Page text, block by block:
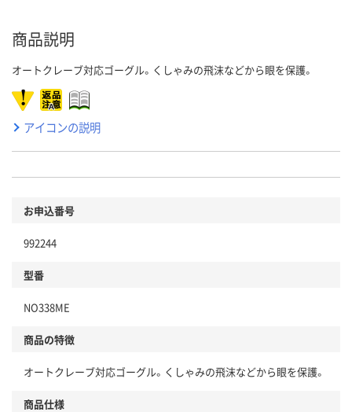
商品説明
オートクレーブ対応ゴーグル。くしゃみの飛沫などから眼を保護。
アイコンの説明
お申込番号
992244
型番
NO338ME
商品の特徴
オートクレーブ対応ゴーグル。くしゃみの飛沫などから眼を保護。
商品仕様